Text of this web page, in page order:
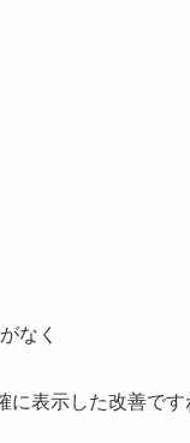
なく
表示した改善です